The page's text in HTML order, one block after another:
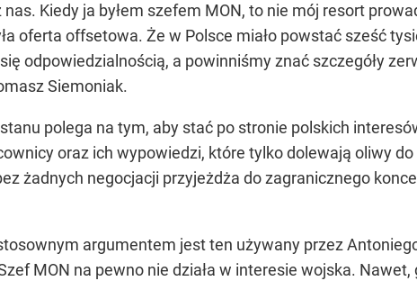
Kiedy ja byłem szefem MON, to nie mój resort
oferta offsetowa. Że w Polsce miało powstać sześć
odpowiedzialnością, a powinniśmy znać szczegóły
Siemoniak.
polega na tym, aby stać po stronie polskich
oraz ich wypowiedzi, które tylko dolewają oliwy
żadnych negocjacji przyjeżdża do zagranicznego
argumentem jest ten używany przez
MON na pewno nie działa w interesie wojska.